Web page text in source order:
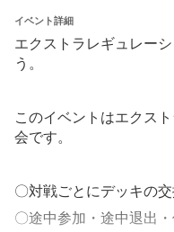
イベント詳細
エクストラレギュレー
う。
このイベントはエクス
会です。
〇対戦ごとにデッキの交
〇途中参加・途中退出